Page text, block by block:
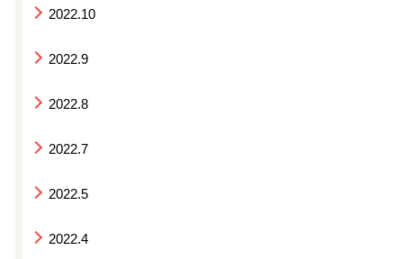
2022.10
2022.9
2022.8
2022.7
2022.5
2022.4